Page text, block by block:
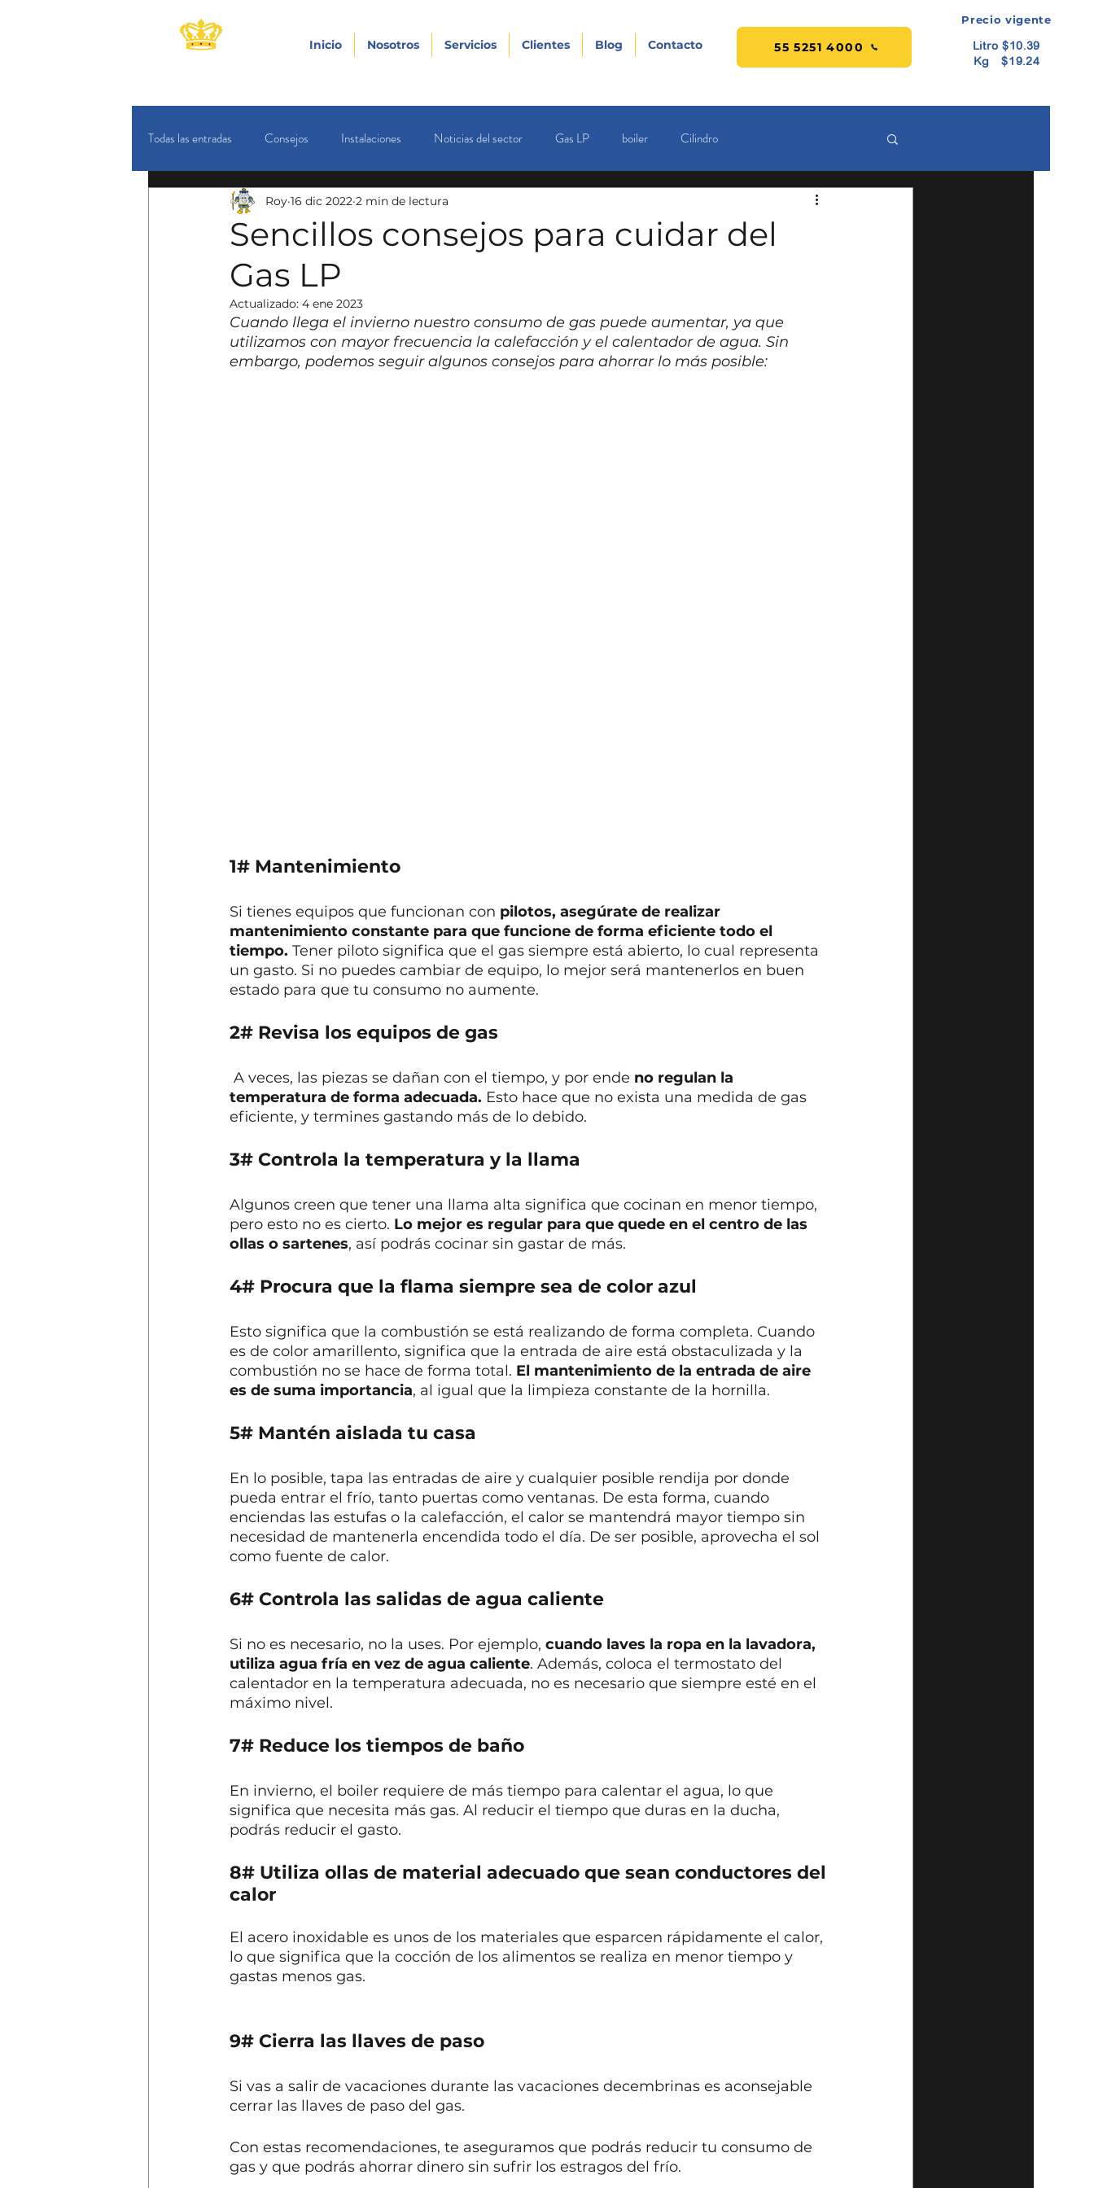
Precio vigente
Litro $10.39
Kg $19.24
Inicio Nosotros Servicios Clientes Blog Contacto 55 5251 4000
Todas las entradas Consejos Instalaciones Noticias del sector Gas LP boiler Cilindro
Sencillos consejos para cuidar del
Gas LP
Roy 16 dic 2022 2 min de lectura
Actualizado: 4 ene 2023
Cuando llega el invierno nuestro consumo de gas puede aumentar, ya que
utilizamos con mayor frecuencia la calefacción y el calentador de agua. Sin
embargo, podemos seguir algunos consejos para ahorrar lo más posible:
1# Mantenimiento
Si tienes equipos que funcionan con pilotos, asegúrate de realizar
mantenimiento constante para que funcione de forma eficiente todo el
tiempo. Tener piloto significa que el gas siempre está abierto, lo cual representa
un gasto. Si no puedes cambiar de equipo, lo mejor será mantenerlos en buen
estado para que tu consumo no aumente.
2# Revisa los equipos de gas
A veces, las piezas se dañan con el tiempo, y por ende no regulan la
temperatura de forma adecuada. Esto hace que no exista una medida de gas
eficiente, y termines gastando más de lo debido.
3# Controla la temperatura y la llama
Algunos creen que tener una llama alta significa que cocinan en menor tiempo,
pero esto no es cierto. Lo mejor es regular para que quede en el centro de las
ollas o sartenes, así podrás cocinar sin gastar de más.
4# Procura que la flama siempre sea de color azul
Esto significa que la combustión se está realizando de forma completa. Cuando
es de color amarillento, significa que la entrada de aire está obstaculizada y la
combustión no se hace de forma total. El mantenimiento de la entrada de aire
es de suma importancia, al igual que la limpieza constante de la hornilla.
5# Mantén aislada tu casa
En lo posible, tapa las entradas de aire y cualquier posible rendija por donde
pueda entrar el frío, tanto puertas como ventanas. De esta forma, cuando
enciendas las estufas o la calefacción, el calor se mantendrá mayor tiempo sin
necesidad de mantenerla encendida todo el día. De ser posible, aprovecha el sol
como fuente de calor.
6# Controla las salidas de agua caliente
Si no es necesario, no la uses. Por ejemplo, cuando laves la ropa en la lavadora,
utiliza agua fría en vez de agua caliente. Además, coloca el termostato del
calentador en la temperatura adecuada, no es necesario que siempre esté en el
máximo nivel.
7# Reduce los tiempos de baño
En invierno, el boiler requiere de más tiempo para calentar el agua, lo que
significa que necesita más gas. Al reducir el tiempo que duras en la ducha,
podrás reducir el gasto.
8# Utiliza ollas de material adecuado que sean conductores del
calor
El acero inoxidable es unos de los materiales que esparcen rápidamente el calor,
lo que significa que la cocción de los alimentos se realiza en menor tiempo y
gastas menos gas.
9# Cierra las llaves de paso
Si vas a salir de vacaciones durante las vacaciones decembrinas es aconsejable
cerrar las llaves de paso del gas.
Con estas recomendaciones, te aseguramos que podrás reducir tu consumo de
gas y que podrás ahorrar dinero sin sufrir los estragos del frío.